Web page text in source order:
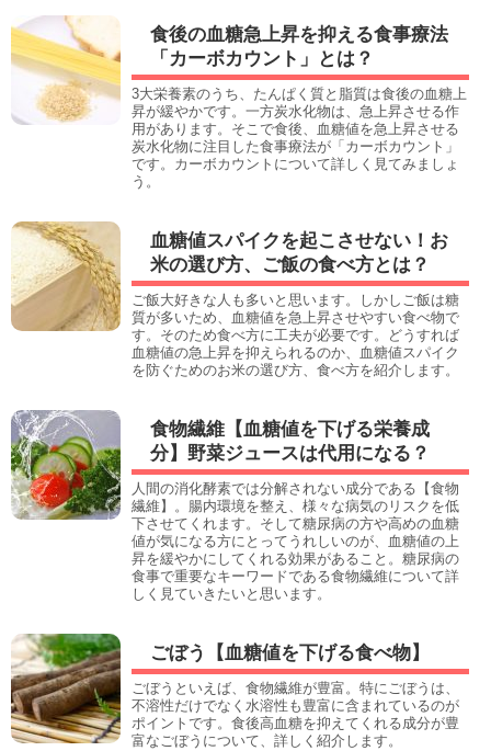
食後の血糖急上昇を抑える食事療法
「カーボカウント」とは？
3大栄養素のうち、たんぱく質と脂質は食後の血糖上
昇が緩やかです。一方炭水化物は、急上昇させる作
用があります。そこで食後、血糖値を急上昇させる
炭水化物に注目した食事療法が「カーボカウント」
です。カーボカウントについて詳しく見てみましょ
う。
血糖値スパイクを起こさせない！お
米の選び方、ご飯の食べ方とは？
ご飯大好きな人も多いと思います。しかしご飯は糖
質が多いため、血糖値を急上昇させやすい食べ物で
す。そのため食べ方に工夫が必要です。どうすれば
血糖値の急上昇を抑えられるのか、血糖値スパイク
を防ぐためのお米の選び方、食べ方を紹介します。
食物繊維【血糖値を下げる栄養成
分】野菜ジュースは代用になる？
人間の消化酵素では分解されない成分である【食物
繊維】。腸内環境を整え、様々な病気のリスクを低
下させてくれます。そして糖尿病の方や高めの血糖
値が気になる方にとってうれしいのが、血糖値の上
昇を緩やかにしてくれる効果があること。糖尿病の
食事で重要なキーワードである食物繊維について詳
しく見ていきたいと思います。
ごぼう【血糖値を下げる食べ物】
ごぼうといえば、食物繊維が豊富。特にごぼうは、
不溶性だけでなく水溶性も豊富に含まれているのが
ポイントです。食後高血糖を抑えてくれる成分が豊
富なごぼうについて、詳しく紹介します。